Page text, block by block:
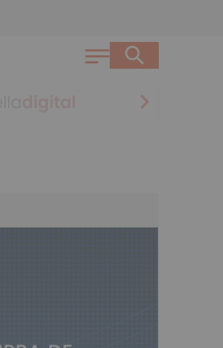
chevron_right